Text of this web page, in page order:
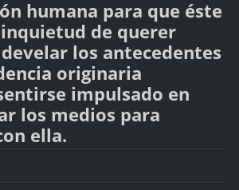
humana para que éste
de querer
los antecedentes
originaria
impulsado en
los medios para
ella.